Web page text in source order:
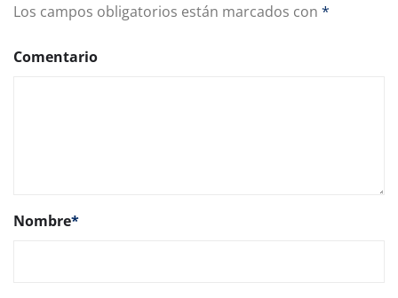
Los campos obligatorios están marcados con *
Comentario
Nombre*